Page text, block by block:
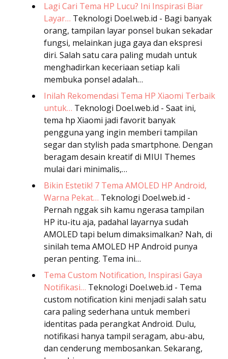
Lagi Cari Tema HP Lucu? Ini Inspirasi Biar
Layar… Teknologi Doel.web.id - Bagi banyak
orang, tampilan layar ponsel bukan sekadar
fungsi, melainkan juga gaya dan ekspresi
diri. Salah satu cara paling mudah untuk
menghadirkan keceriaan setiap kali
membuka ponsel adalah…
Inilah Rekomendasi Tema HP Xiaomi Terbaik
untuk… Teknologi Doel.web.id - Saat ini,
tema hp Xiaomi jadi favorit banyak
pengguna yang ingin memberi tampilan
segar dan stylish pada smartphone. Dengan
beragam desain kreatif di MIUI Themes
mulai dari minimalis,…
Bikin Estetik! 7 Tema AMOLED HP Android,
Warna Pekat… Teknologi Doel.web.id -
Pernah nggak sih kamu ngerasa tampilan
HP itu-itu aja, padahal layarnya sudah
AMOLED tapi belum dimaksimalkan? Nah, di
sinilah tema AMOLED HP Android punya
peran penting. Tema ini…
Tema Custom Notification, Inspirasi Gaya
Notifikasi… Teknologi Doel.web.id - Tema
custom notification kini menjadi salah satu
cara paling sederhana untuk memberi
identitas pada perangkat Android. Dulu,
notifikasi hanya tampil seragam, abu-abu,
dan cenderung membosankan. Sekarang,